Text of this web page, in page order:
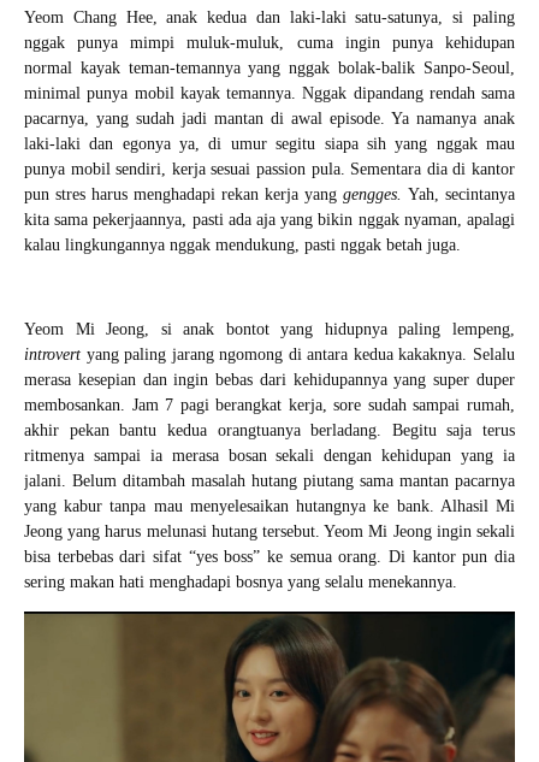
Yeom Chang Hee, anak kedua dan laki-laki satu-satunya, si paling
nggak punya mimpi muluk-muluk, cuma ingin punya kehidupan
normal kayak teman-temannya yang nggak bolak-balik Sanpo-Seoul,
minimal punya mobil kayak temannya. Nggak dipandang rendah sama
pacarnya, yang sudah jadi mantan di awal episode. Ya namanya anak
laki-laki dan egonya ya, di umur segitu siapa sih yang nggak mau
punya mobil sendiri, kerja sesuai passion pula. Sementara dia di kantor
pun stres harus menghadapi rekan kerja yang gengges. Yah, secintanya
kita sama pekerjaannya, pasti ada aja yang bikin nggak nyaman, apalagi
kalau lingkungannya nggak mendukung, pasti nggak betah juga.
Yeom Mi Jeong, si anak bontot yang hidupnya paling lempeng,
introvert yang paling jarang ngomong di antara kedua kakaknya. Selalu
merasa kesepian dan ingin bebas dari kehidupannya yang super duper
membosankan. Jam 7 pagi berangkat kerja, sore sudah sampai rumah,
akhir pekan bantu kedua orangtuanya berladang. Begitu saja terus
ritmenya sampai ia merasa bosan sekali dengan kehidupan yang ia
jalani. Belum ditambah masalah hutang piutang sama mantan pacarnya
yang kabur tanpa mau menyelesaikan hutangnya ke bank. Alhasil Mi
Jeong yang harus melunasi hutang tersebut. Yeom Mi Jeong ingin sekali
bisa terbebas dari sifat “yes boss” ke semua orang. Di kantor pun dia
sering makan hati menghadapi bosnya yang selalu menekannya.